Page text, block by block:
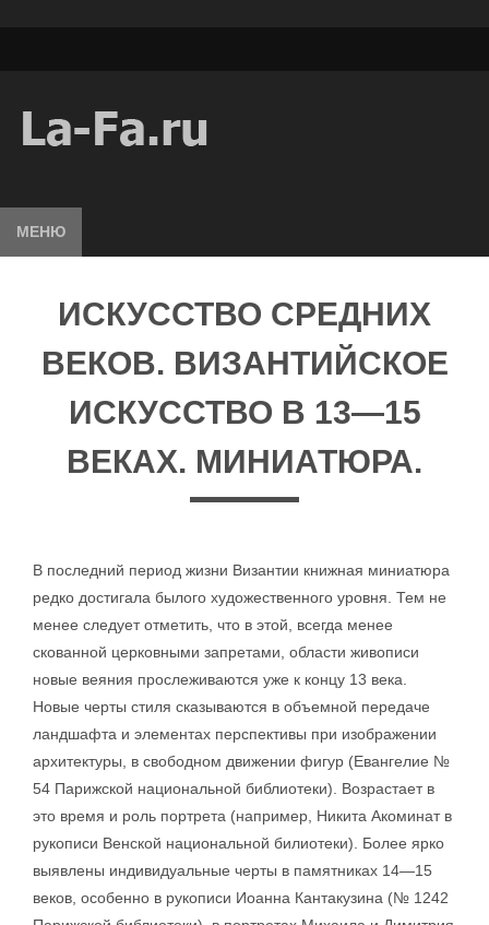
МЕНЮ
ИСКУССТВО СРЕДНИХ
ВЕКОВ. ВИЗАНТИЙСКОЕ
ИСКУССТВО В 13—15
ВЕКАХ. МИНИАТЮРА.
В последний период жизни Византии книжная миниатюра
редко достигала былого художественного уровня. Тем не
менее следует отметить, что в этой, всегда менее
скованной церковными запретами, области живописи
новые веяния прослеживаются уже к концу 13 века.
Новые черты стиля сказываются в объемной передаче
ландшафта и элементах перспективы при изображении
архитектуры, в свободном движении фигур (Евангелие №
54 Парижской национальной библиотеки). Возрастает в
это время и роль портрета (например, Никита Акоминат в
рукописи Венской национальной билиотеки). Более ярко
выявлены индивидуальные черты в памятниках 14—15
веков, особенно в рукописи Иоанна Кантакузина (№ 1242